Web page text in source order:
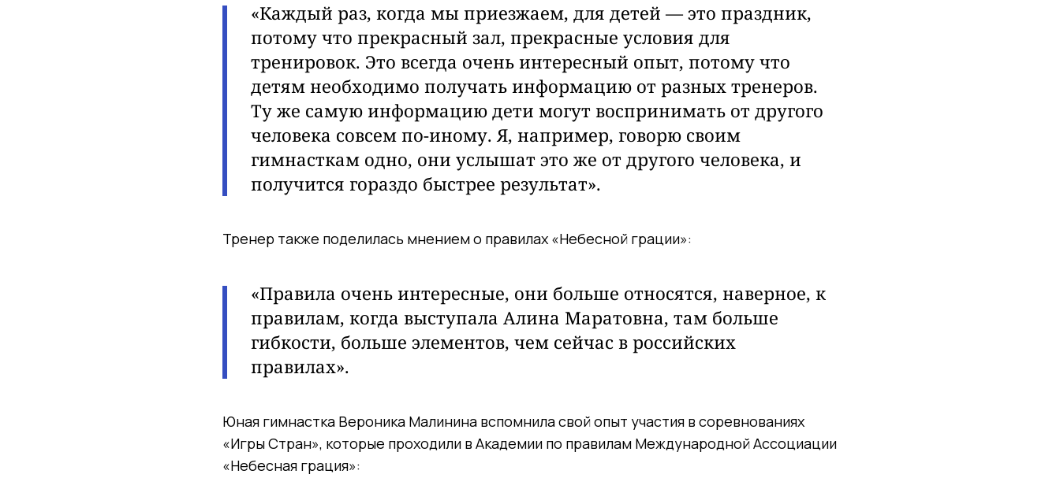
«Каждый раз, когда мы приезжаем, для детей — это праздник,
потому что прекрасный зал, прекрасные условия для
тренировок. Это всегда очень интересный опыт, потому что
детям необходимо получать информацию от разных тренеров.
Ту же самую информацию дети могут воспринимать от другого
человека совсем по-иному. Я, например, говорю своим
гимнасткам одно, они услышат это же от другого человека, и
получится гораздо быстрее результат».
Тренер также поделилась мнением о правилах «Небесной грации»:
«Правила очень интересные, они больше относятся, наверное, к
правилам, когда выступала Алина Маратовна, там больше
гибкости, больше элементов, чем сейчас в российских
правилах».
Юная гимнастка Вероника Малинина вспомнила свой опыт участия в соревнованиях
«Игры Стран», которые проходили в Академии по правилам Международной Ассоциации
«Небесная грация»: